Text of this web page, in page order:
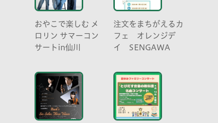
おやこで楽しむ メ
ロリン サマーコン
サートin仙川
注文をまちがえるカ
フェ オレンジデ
イ SENGAWA